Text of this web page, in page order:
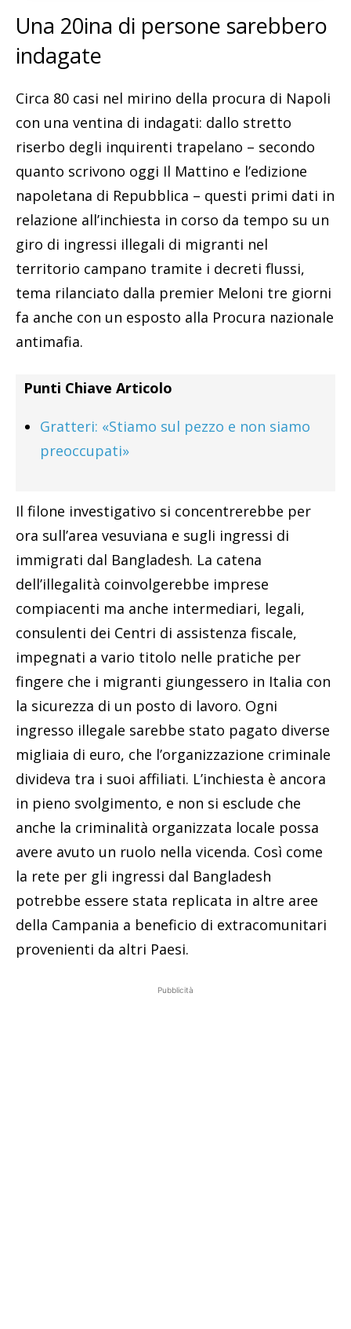
Una 20ina di persone sarebbero
indagate
Circa 80 casi nel mirino della procura di Napoli
con una ventina di indagati: dallo stretto
riserbo degli inquirenti trapelano – secondo
quanto scrivono oggi Il Mattino e l’edizione
napoletana di Repubblica – questi primi dati in
relazione all’inchiesta in corso da tempo su un
giro di ingressi illegali di migranti nel
territorio campano tramite i decreti flussi,
tema rilanciato dalla premier Meloni tre giorni
fa anche con un esposto alla Procura nazionale
antimafia.
Punti Chiave Articolo
Gratteri: «Stiamo sul pezzo e non siamo
preoccupati»
Il filone investigativo si concentrerebbe per
ora sull’area vesuviana e sugli ingressi di
immigrati dal Bangladesh. La catena
dell’illegalità coinvolgerebbe imprese
compiacenti ma anche intermediari, legali,
consulenti dei Centri di assistenza fiscale,
impegnati a vario titolo nelle pratiche per
fingere che i migranti giungessero in Italia con
la sicurezza di un posto di lavoro. Ogni
ingresso illegale sarebbe stato pagato diverse
migliaia di euro, che l’organizzazione criminale
divideva tra i suoi affiliati. L’inchiesta è ancora
in pieno svolgimento, e non si esclude che
anche la criminalità organizzata locale possa
avere avuto un ruolo nella vicenda. Così come
la rete per gli ingressi dal Bangladesh
potrebbe essere stata replicata in altre aree
della Campania a beneficio di extracomunitari
provenienti da altri Paesi.
Pubblicità